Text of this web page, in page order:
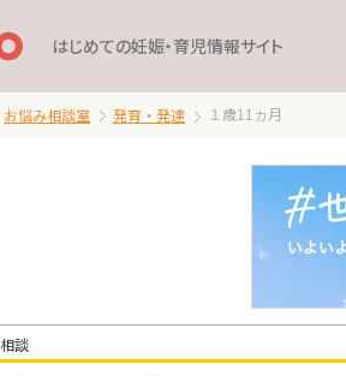
はじめての妊娠・育児情報サイト
お悩み相談室 発育・発達 １歳11ヵ月
相談